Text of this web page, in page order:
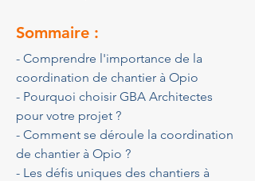
Sommaire :
- Comprendre l'importance de la
coordination de chantier à Opio
- Pourquoi choisir GBA Architectes
pour votre projet ?
- Comment se déroule la coordination
de chantier à Opio ?
- Les défis uniques des chantiers à